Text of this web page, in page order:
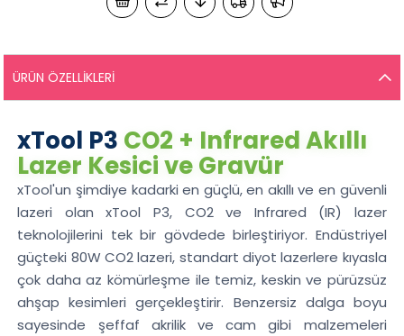
ÜRÜN ÖZELLIKLERI
xTool P3 CO2 + Infrared Akıllı
Lazer Kesici ve Gravür
xTool'un şimdiye kadarki en güçlü, en akıllı ve en güvenli
lazeri olan xTool P3, CO2 ve Infrared (IR) lazer
teknolojilerini tek bir gövdede birleştiriyor. Endüstriyel
güçteki 80W CO2 lazeri, standart diyot lazerlere kıyasla
çok daha az kömürleşme ile temiz, keskin ve pürüzsüz
ahşap kesimleri gerçekleştirir. Benzersiz dalga boyu
sayesinde şeffaf akrilik ve cam gibi malzemeleri